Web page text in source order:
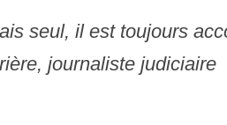
seul, il est toujours
journaliste judiciaire